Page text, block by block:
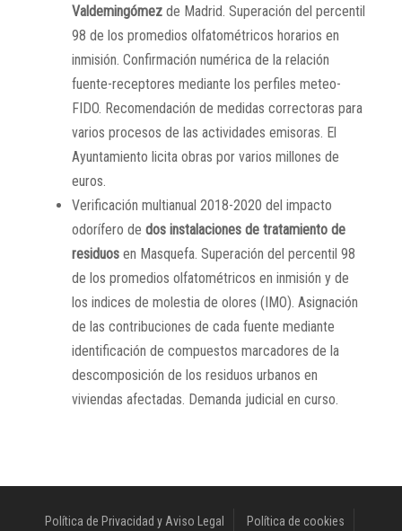
Valdemingómez de Madrid. Superación del percentil
98 de los promedios olfatométricos horarios en
inmisión. Confirmación numérica de la relación
fuente-receptores mediante los perfiles meteo-
FIDO. Recomendación de medidas correctoras para
varios procesos de las actividades emisoras. El
Ayuntamiento licita obras por varios millones de
euros.
Verificación multianual 2018-2020 del impacto
odorífero de dos instalaciones de tratamiento de
residuos en Masquefa. Superación del percentil 98
de los promedios olfatométricos en inmisión y de
los indices de molestia de olores (IMO). Asignación
de las contribuciones de cada fuente mediante
identificación de compuestos marcadores de la
descomposición de los residuos urbanos en
viviendas afectadas. Demanda judicial en curso.
Política de Privacidad y Aviso Legal Política de cookies